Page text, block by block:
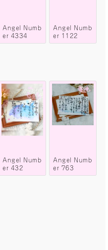
Angel Numb
er 4334
Angel Numb
er 1122
Angel Numb
er 432
Angel Numb
er 763